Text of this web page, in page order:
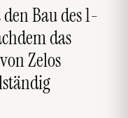
Bau des 1-
das
Zelos